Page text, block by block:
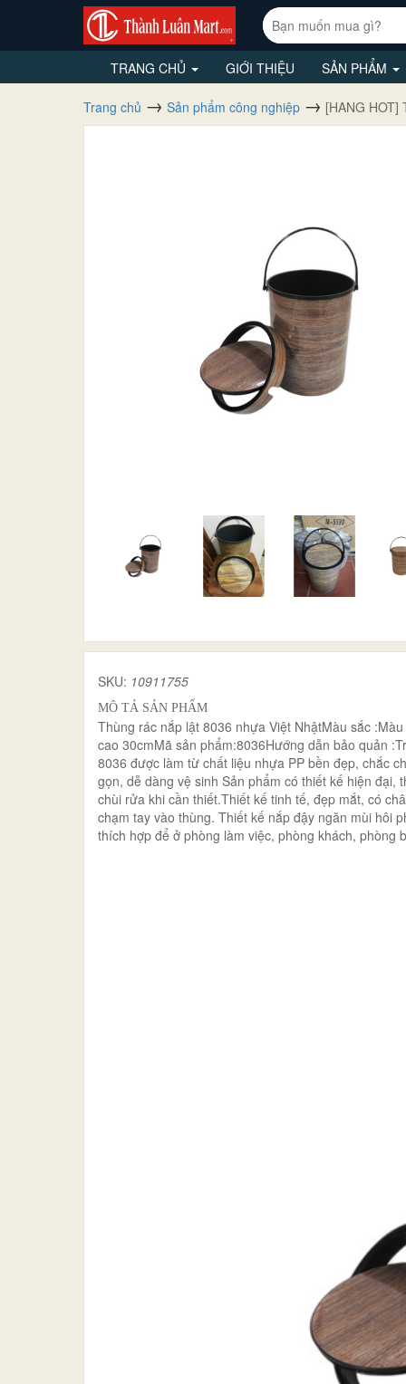
TRANG CHỦ GIỚI THIỆU SẢN PHẨM
Trang chủ Sản phẩm công nghiệp [HANG HOT]
SKU: 10911755
MÔ TẢ SẢN PHẨM
Thùng rác nắp lật 8036 nhựa Việt NhậtMàu sắc
cao 30cmMã sản phẩm:8036Hướng dẫn bảo quản
8036 được làm từ chất liệu nhựa PP bền đẹp, chắc
gọn, dễ dàng vệ sinh Sản phẩm có thiết kế hiện
chùi rửa khi cần thiết.Thiết kế tinh tế, đẹp mắt, có
chạm tay vào thùng. Thiết kế nắp đậy ngăn mùi hôi
thích hợp để ở phòng làm việc, phòng khách, phòng